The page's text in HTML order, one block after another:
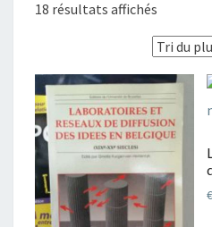
18 résultats affichés
du
plus
récent
au
plus
ancien